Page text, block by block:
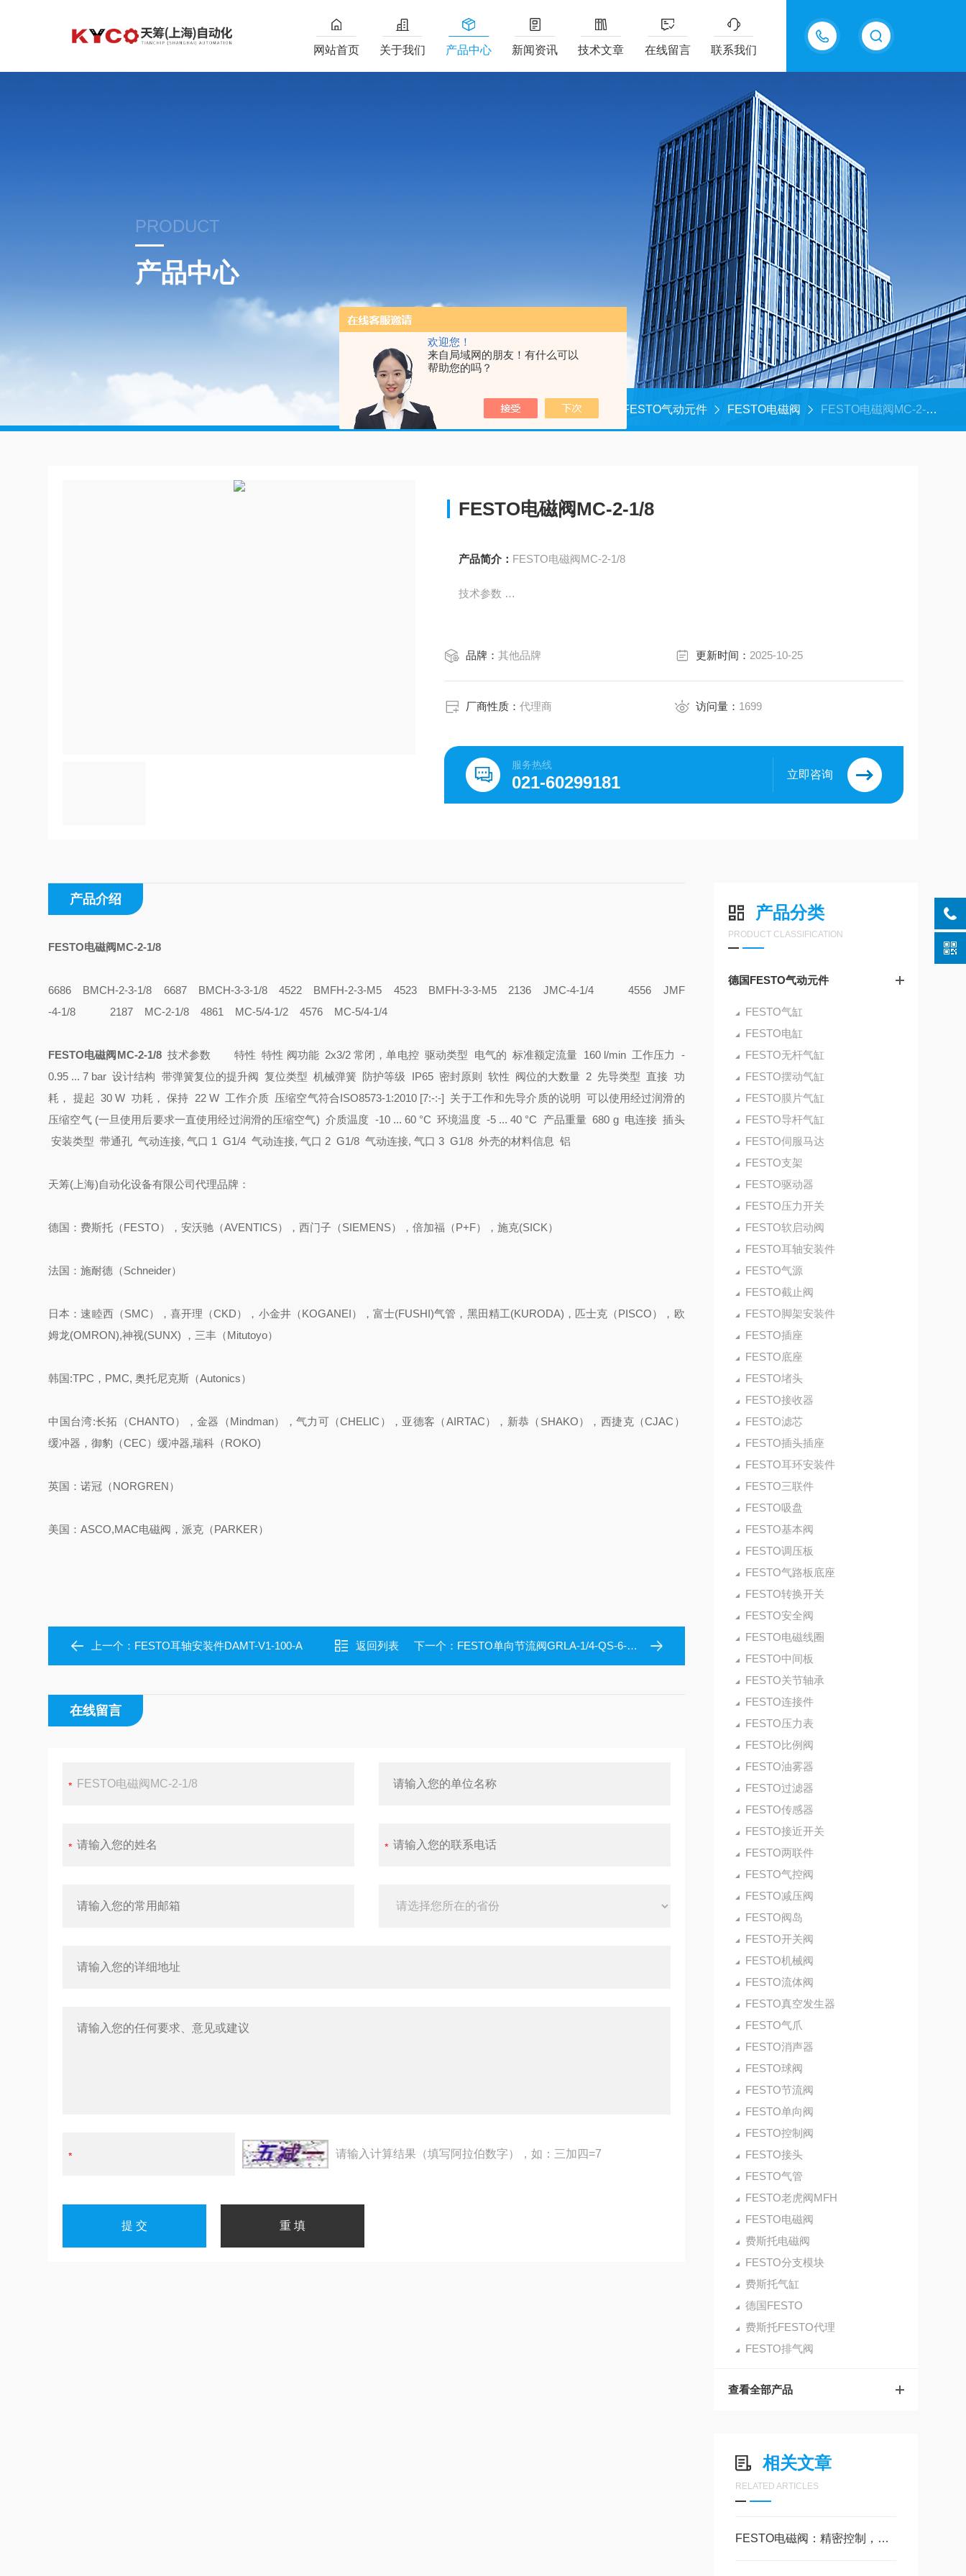
欢迎您！
来自局域网的朋友！有什么可以
帮助您的吗？
18217294416
网站首页 关于我们 产品中心 新闻资讯 技术文章 在线留言 联系我们
PRODUCT
产品中心
首页 产品中心 德国FESTO气动元件 FESTO电磁阀 FESTO电磁阀MC-2-1/8
FESTO电磁阀MC-2-1/8
产品简介： FESTO电磁阀MC-2-1/8
技术参数
驱动类型 电气的
设计结构 带弹簧复位的提升阀
阀位的大数量 2
先导类型 直接
品牌：其他品牌 更新时间： 2025-10-25
厂商性质：代理商 访问量： 1699
服务热线
021-60299181 立即咨询
产品分类
PRODUCT CLASSIFICATION
德国FESTO气动元件
FESTO气缸
FESTO电缸
FESTO无杆气缸
FESTO摆动气缸
FESTO膜片气缸
FESTO导杆气缸
FESTO伺服马达
FESTO支架
FESTO驱动器
FESTO压力开关
FESTO软启动阀
FESTO耳轴安装件
FESTO气源
FESTO截止阀
FESTO脚架安装件
FESTO插座
FESTO底座
FESTO堵头
FESTO接收器
FESTO滤芯
FESTO插头插座
FESTO耳环安装件
FESTO三联件
FESTO吸盘
FESTO基本阀
FESTO调压板
FESTO气路板底座
FESTO转换开关
FESTO安全阀
FESTO电磁线圈
FESTO中间板
FESTO关节轴承
FESTO连接件
FESTO压力表
FESTO比例阀
FESTO油雾器
FESTO过滤器
FESTO传感器
FESTO接近开关
FESTO两联件
FESTO气控阀
FESTO减压阀
FESTO阀岛
FESTO开关阀
FESTO机械阀
FESTO流体阀
FESTO真空发生器
FESTO气爪
FESTO消声器
FESTO球阀
FESTO节流阀
FESTO单向阀
FESTO控制阀
FESTO接头
FESTO气管
FESTO老虎阀MFH
FESTO电磁阀
费斯托电磁阀
FESTO分支模块
费斯托气缸
德国FESTO
费斯托FESTO代理
FESTO排气阀
查看全部产品
相关文章
RELATED ARTICLES
FESTO电磁阀：精密控制，赋能气动系统的智慧开关
产品介绍
FESTO电磁阀MC-2-1/8
6686 BMCH-2-3-1/8 6687 BMCH-3-3-1/84522 BMFH-2-3-M5 4523 BMFH-3-3-M5 2136 JMC-4-1/44556 JMF
-4-1/8 2187 MC-2-1/84861 MC-5/4-1/24576 MC-5/4-1/4
FESTO电磁阀MC-2-1/8 技术参数 特性 特性 阀功能 2x3/2 常闭，单电控 驱动类型 电气的 标准额定流量 160 l/min 工作压力 -
0.95 ... 7 bar设计结构 带弹簧复位的提升阀 复位类型 机械弹簧 防护等级 IP65 密封原则 软性 阀位的大数量 2 先导类型 直接 功
耗， 提起 30 W 功耗， 保持 22 W 工作介质 压缩空气符合ISO8573-1:2010 [7:-:-] 关于工作和先导介质的说明 可以使用经过润滑的
压缩空气 (一旦使用后要求一直使用经过润滑的压缩空气) 介质温度 -10 ... 60 °C环境温度 -5 ... 40 °C 产品重量 680 g 电连接 插头
安装类型 带通孔气动连接, 气口 1 G1/4气动连接, 气口 2 G1/8气动连接, 气口 3 G1/8外壳的材料信息 铝
天筹(上海)自动化设备有限公司代理品牌：
德国：费斯托（FESTO），安沃驰（AVENTICS），西门子（SIEMENS），倍加福（P+F），施克(SICK）
法国：施耐德（Schneider）
日本：速睦西（SMC），喜开理（CKD），小金井（KOGANEI），富士(FUSHI)气管，黑田精工(KURODA)，匹士克（PISCO），欧
姆龙(OMRON),神视(SUNX) ，三丰（Mitutoyo）
韩国:TPC，PMC, 奥托尼克斯（Autonics）
中国台湾:长拓（CHANTO），金器（Mindman），气力可（CHELIC），亚德客（AIRTAC），新恭（SHAKO），西捷克（CJAC）
缓冲器，御豹（CEC）缓冲器,瑞科（ROKO)
英国：诺冠（NORGREN）
美国：ASCO,MAC电磁阀，派克（PARKER）
上一个： FESTO耳轴安装件DAMT-V1-100-A 返回列表 下一个： FESTO单向节流阀GRLA-1/4-QS-6-RS-B
在线留言
请输入计算结果（填写阿拉伯数字），如：三加四=7